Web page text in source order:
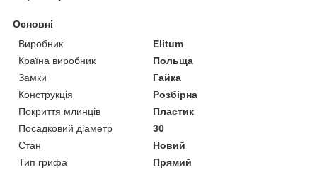
Основні
Виробник
Elitum
Країна виробник
Польща
Замки
Гайка
Конструкція
Розбірна
Покриття млинців
Пластик
Посадковий діаметр
30
Стан
Новий
Тип грифа
Прямий